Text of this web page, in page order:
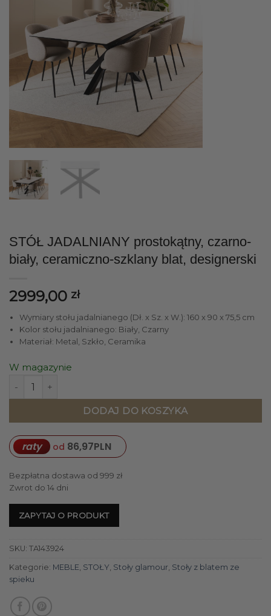
STÓŁ JADALNIANY prostokątny, czarno-
biały, ceramiczno-szklany blat, designerski
2999,00 zł
Wymiary stołu jadalnianego (Dł. x Sz. x W.): 160 x 90 x 75,5 cm
Kolor stołu jadalnianego: Biały, Czarny
Materiał: Metal, Szkło, Ceramika
W magazynie
ilość STÓŁ JADALNIANY prostokątny, czarno-biały,
DODAJ DO KOSZYKA
raty od 86,97PLN
Bezpłatna dostawa od 999 zł
Zwrot do 14 dni
ZAPYTAJ O PRODUKT
SKU: TA143924
Kategorie: MEBLE, STOŁY, Stoły glamour, Stoły z blatem ze
spieku